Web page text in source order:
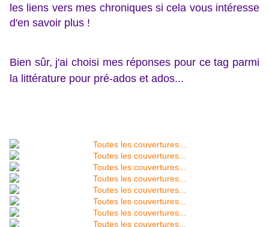
les liens vers mes chroniques si cela vous intéresse
d'en savoir plus !
Bien sûr, j'ai choisi mes réponses pour ce tag parmi
la littérature pour pré-ados et ados...